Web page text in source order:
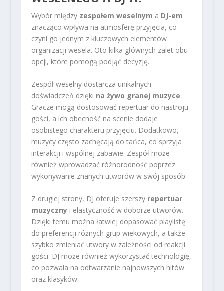
Wybór między zespołem weselnym a DJ-em
znacząco wpływa na atmosferę przyjęcia, co
czyni go jednym z kluczowych elementów
organizacji wesela. Oto kilka głównych zalet obu
opcji, które pomogą podjąć decyzję.
Zespół weselny dostarcza unikalnych
doświadczeń dzięki na żywo granej muzyce.
Gracze mogą dostosować repertuar do nastroju
gości, a ich obecność na scenie dodaje
osobistego charakteru przyjęciu. Dodatkowo,
muzycy często zachęcają do tańca, co sprzyja
interakcji i wspólnej zabawie. Zespół może
również wprowadzać różnorodność poprzez
wykonywanie znanych utworów w swój sposób.
Z drugiej strony, DJ oferuje szerszy repertuar
muzycznyi elastyczność w doborze utworów.
Dzięki temu można łatwiej dopasować playlistę
do preferencji różnych grup wiekowych, a także
szybko zmieniać utwory w zależności od reakcji
gości. DJ może również wykorzystać technologię,
co pozwala na odtwarzanie najnowszych hitów
oraz klasyków.